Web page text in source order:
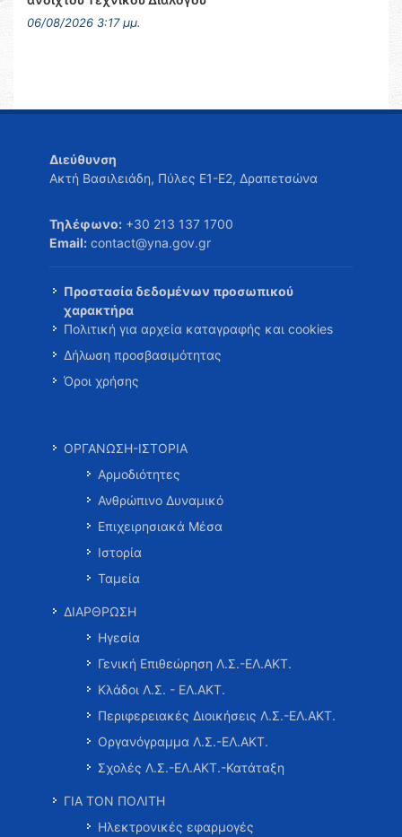
06/08/2026 3:17 μμ.
Διεύθυνση
Ακτή Βασιλειάδη, Πύλες Ε1-Ε2, Δραπετσώνα
Τηλέφωνο: +30 213 137 1700
Email: contact@yna.gov.gr
Προστασία δεδομένων προσωπικού
χαρακτήρα
Πολιτική για αρχεία καταγραφής και cookies
Δήλωση προσβασιμότητας
Όροι χρήσης
ΟΡΓΑΝΩΣΗ-ΙΣΤΟΡΙΑ
Αρμοδιότητες
Ανθρώπινο Δυναμικό
Επιχειρησιακά Μέσα
Ιστορία
Ταμεία
ΔΙΑΡΘΡΩΣΗ
Ηγεσία
Γενική Επιθεώρηση Λ.Σ.-ΕΛ.ΑΚΤ.
Κλάδοι Λ.Σ. - ΕΛ.ΑΚΤ.
Περιφερειακές Διοικήσεις Λ.Σ.-ΕΛ.ΑΚΤ.
Οργανόγραμμα Λ.Σ.-ΕΛ.ΑΚΤ.
Σχολές Λ.Σ.-ΕΛ.ΑΚΤ.-Κατάταξη
ΓΙΑ ΤΟΝ ΠΟΛΙΤΗ
Ηλεκτρονικές εφαρμογές